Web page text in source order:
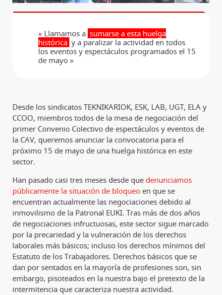
« Llamamos a sumarse a esta huelga
histórica y a paralizar la actividad en todos
los eventos y espectáculos programados el 15
de mayo »
Desde los sindicatos TEKNIKARIOK, ESK, LAB, UGT, ELA y
CCOO, miembros todos de la mesa de negociación del
primer Convenio Colectivo de espectáculos y eventos de
la CAV, queremos anunciar la convocatoria para el
próximo 15 de mayo de una huelga histórica en este
sector.
Han pasado casi tres meses desde que denunciamos
públicamente la situación de bloqueo en que se
encuentran actualmente las negociaciones debido al
inmovilismo de la Patronal EUKI. Tras más de dos años
de negociaciones infructuosas, este sector sigue marcado
por la precariedad y la vulneración de los derechos
laborales más básicos; incluso los derechos mínimos del
Estatuto de los Trabajadores. Derechos básicos que se
dan por sentados en la mayoría de profesiones son, sin
embargo, pisoteados en la nuestra bajo el pretexto de la
intermitencia que caracteriza nuestra actividad.